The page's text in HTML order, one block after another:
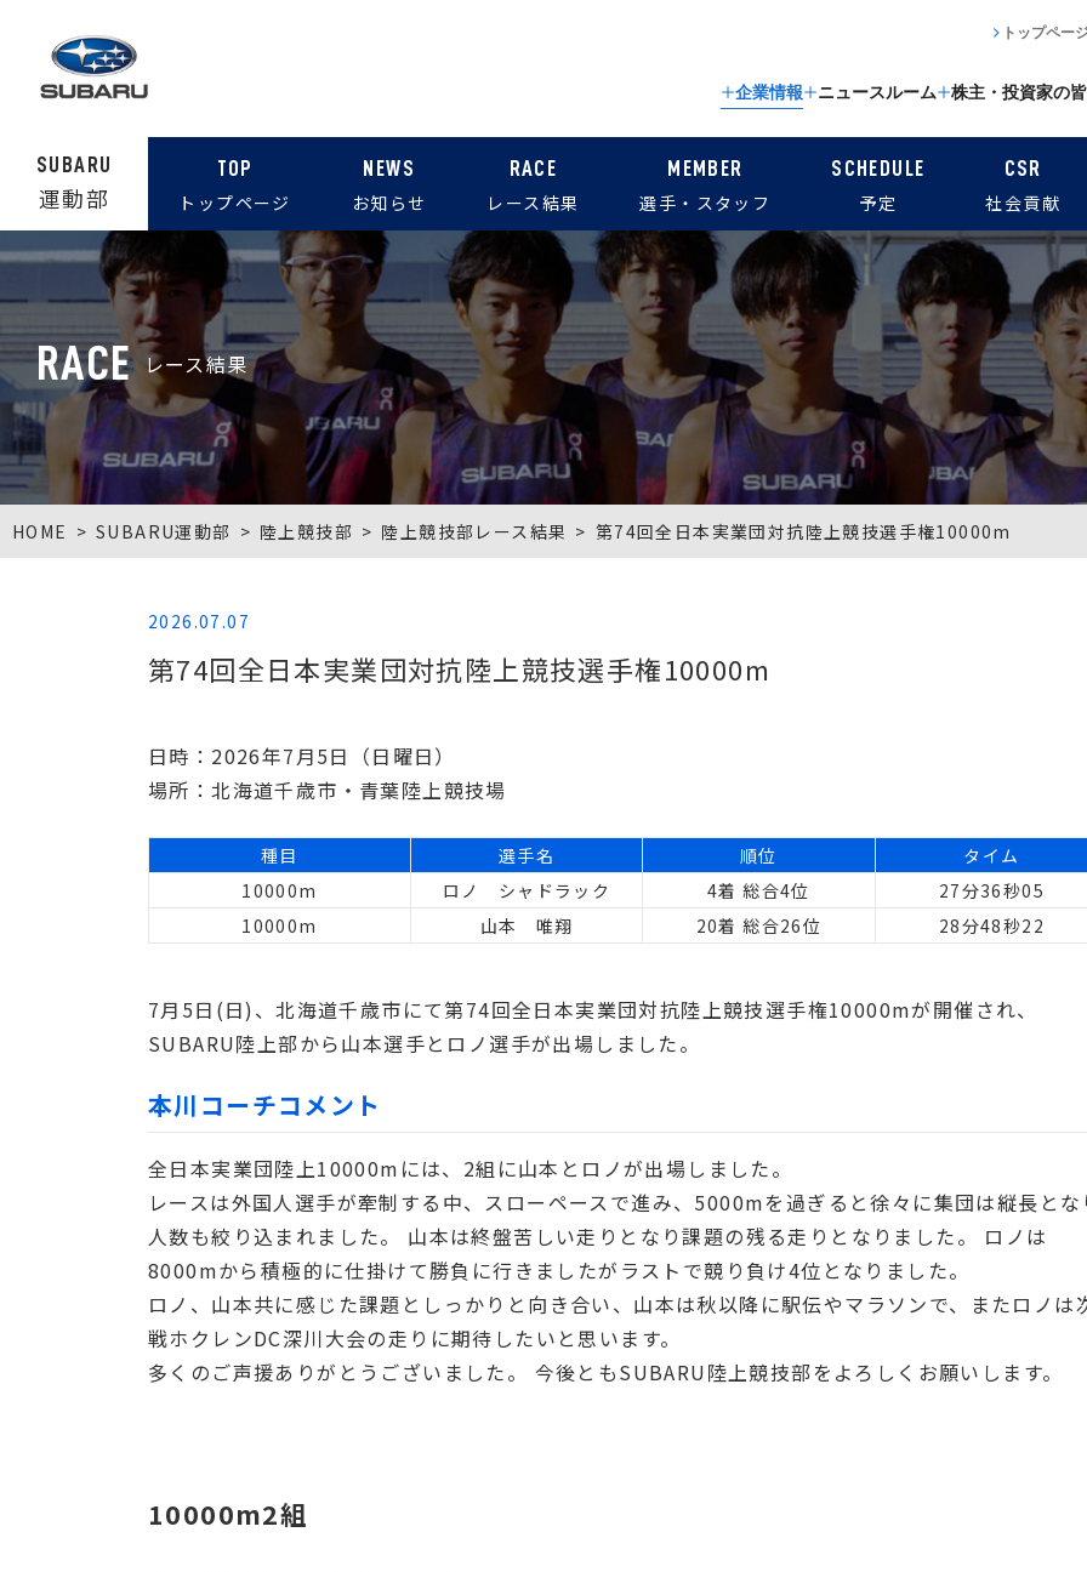
企業情報 ニュースルーム 株主・投資家の
トップペー
SUBARU
運動部
TOP
トップページ
NEWS
お知らせ
RACE
レース結果
MEMBER
選手・スタッフ
SCHEDULE
予定
CSR
社会貢献
RACE レース結果
HOME SUBARU運動部 陸上競技部 陸上競技部レース結果 第74回全日本実業団対抗陸上競技選手権10000m
2026.07.07
第74回全日本実業団対抗陸上競技選手権10000m
日時：2026年7月5日（日曜日）
場所：北海道千歳市・青葉陸上競技場
種目 選手名 順位
タイム
10000m
ロノ シャドラック 4着 総合4位
27分36秒05
10000m
山本 唯翔 20着 総合26位 28分48秒22
7月5日(日)、北海道千歳市にて第74回全日本実業団対抗陸上競技選手権10000mが開催され、
SUBARU陸上部から山本選手とロノ選手が出場しました。
本川コーチコメント
全日本実業団陸上10000mには、2組に山本とロノが出場しました。
レースは外国人選手が牽制する中、スローペースで進み、5000mを過ぎると徐々に集団は縦長とな
人数も絞り込まれました。 山本は終盤苦しい走りとなり課題の残る走りとなりました。 ロノは
8000mから積極的に仕掛けて勝負に行きましたがラストで競り負け4位となりました。
ロノ、山本共に感じた課題としっかりと向き合い、山本は秋以降に駅伝やマラソンで、またロノは
戦ホクレンDC深川大会の走りに期待したいと思います。
多くのご声援ありがとうございました。 今後ともSUBARU陸上競技部をよろしくお願いします。
10000m2組